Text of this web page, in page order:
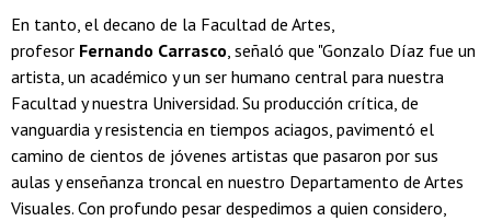
En tanto, el decano de la Facultad de Artes,
profesor Fernando Carrasco, señaló que "Gonzalo Díaz fue un
artista, un académico y un ser humano central para nuestra
Facultad y nuestra Universidad. Su producción crítica, de
vanguardia y resistencia en tiempos aciagos, pavimentó el
camino de cientos de jóvenes artistas que pasaron por sus
aulas y enseñanza troncal en nuestro Departamento de Artes
Visuales. Con profundo pesar despedimos a quien considero,